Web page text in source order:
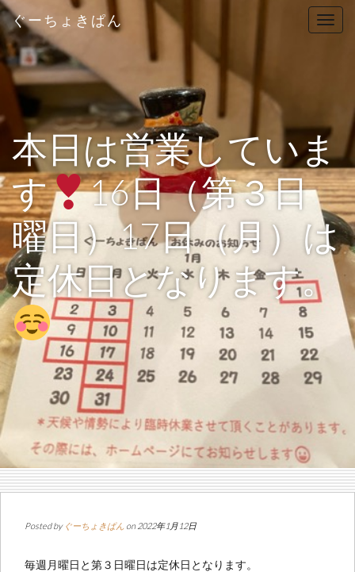
T
n
a
v
i
g
a
t
i
ぐーちょきぱん
本日は営業していま
す
16日（第３日
曜日）17日（月）は
定休日となります。
Posted by ぐーちょきぱん on 2022年1月12日
毎週月曜日と第３日曜日は定休日となります。